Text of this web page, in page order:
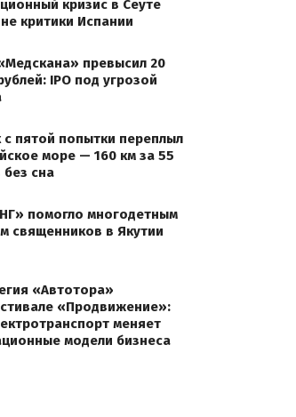
кризис в Сеуте
критики Испании
превысил 20
IPO под угрозой
с пятой попытки переплыл
море — 160 км за 55
без сна
помогло многодетным
священников в Якутии
«Автотора»
«Продвижение»:
меняет
модели бизнеса